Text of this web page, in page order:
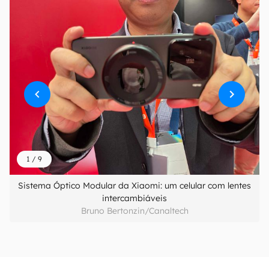
1 / 9
Sistema Óptico Modular da Xiaomi: um celular com lentes
intercambiáveis
Bruno Bertonzin/Canaltech